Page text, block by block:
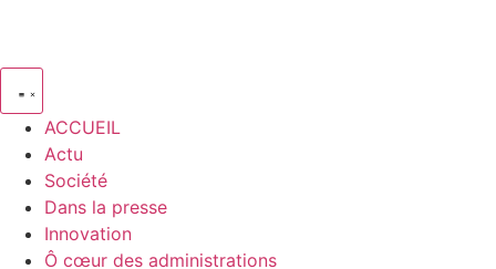
ACCUEIL
Actu
Société
Dans la presse
Innovation
Ô cœur des administrations